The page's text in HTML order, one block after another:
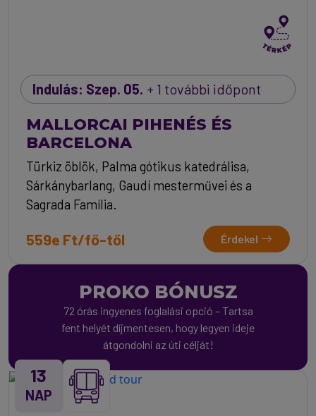
Indulás: Szep. 05. + 1 további időpont
MALLORCAI PIHENÉS ÉS
BARCELONA
Türkiz öblök, Palma gótikus katedrálisa,
Sárkánybarlang, Gaudí mesterművei és a
Sagrada Família.
559e Ft/fő-től Érdekel
PROKO BÓNUSZ
72 órás ingyenes foglalási opció – Tartsa
fent helyét díjmentesen, hogy legyen ideje
átgondolni az úti célját!
13
NAP